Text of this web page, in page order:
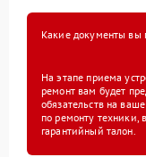
Какие документы вы
На этапе приема
ремонт вам будет
обязательств на
по ремонту техники,
гарантийный талон.